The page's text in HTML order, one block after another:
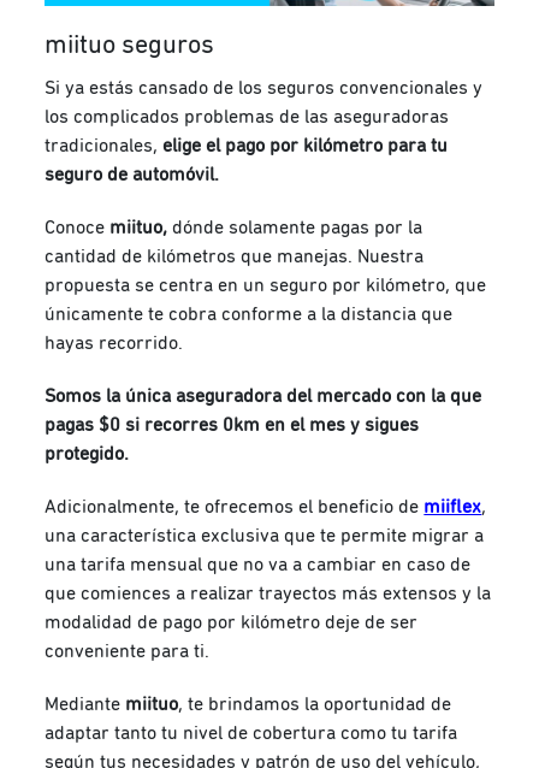
miituo seguros
Si ya estás cansado de los seguros convencionales y
los complicados problemas de las aseguradoras
tradicionales,elige el pago por kilómetro para tu
seguro de automóvil.
Conoce miituo,dónde solamente pagas por la
cantidad de kilómetros que manejas. Nuestra
propuesta se centra en un seguro por kilómetro, que
únicamente te cobra conforme a la distancia que
hayas recorrido.
Somos la única aseguradora del mercado con la que
pagas $0 si recorres 0km en el mes y sigues
protegido.
Adicionalmente, te ofrecemos el beneficio de miiflex,
una característica exclusiva que te permite migrar a
una tarifa mensual que no va a cambiar en caso de
que comiences a realizar trayectos más extensos y la
modalidad de pago por kilómetro deje de ser
conveniente para ti.
Mediante miituo, te brindamos la oportunidad de
adaptar tanto tu nivel de cobertura como tu tarifa
según tus necesidades y patrón de uso del vehículo,